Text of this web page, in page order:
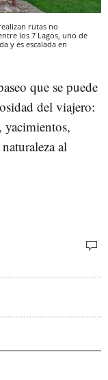
rutas no
los 7 Lagos, uno de
y es escalada en
que se puede
del viajero:
yacimientos,
al